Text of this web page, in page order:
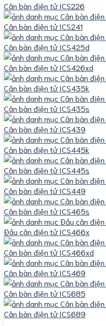
Cân bàn điện tử ICS226
Cân bàn điện tử ICS241
Cân bàn điện tử ICS425d
Cân bàn điện tử ICS426xd
Cân bàn điện tử ICS435k
Cân bàn điện tử ICS435s
Cân bàn điện tử ICS439
Cân bàn điện tử ICS445k
Cân bàn điện tử ICS445s
Cân bàn điện tử ICS449
Cân bàn điện tử ICS465s
Đầu cân điện tử ICS466x
Cân bàn điện tử ICS466xd
Cân bàn điện tử ICS469
Cân bàn điện tử ICS685
Cân bàn điện tử ICS689